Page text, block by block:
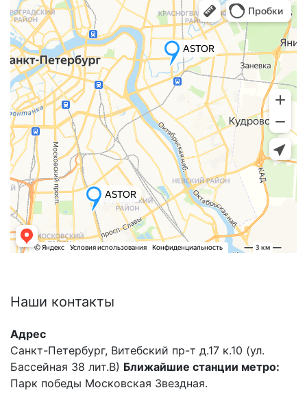
Наши контакты
Адрес
Санкт-Петербург, Витебский пр-т д.17 к.10 (ул.
Бассейная 38 лит.В) Ближайшие станции метро:
Парк победы Московская Звездная.